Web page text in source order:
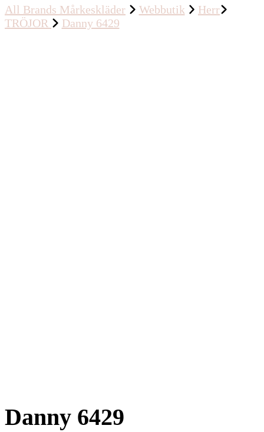
All Brands Mårkeskläder Webbutik
Herr
TRÖJOR
Danny 6429
Danny 6429